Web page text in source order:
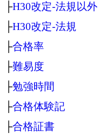
├H30改定‐法規以外
├H30改定‐法規
├合格率
├難易度
├勉強時間
├合格体験記
├合格証書